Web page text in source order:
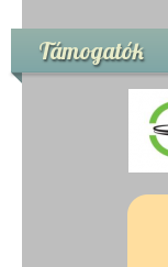
Támogatók